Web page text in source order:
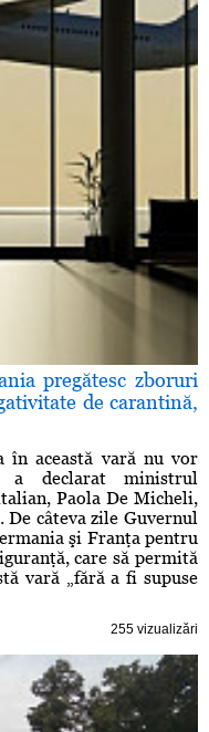
pregătesc zboruri
de carantină,
în această vară nu vor
a declarat ministrul
Paola De Micheli,
De câteva zile Guvernul
şi Franţa pentru
care să permită
vară „fără a fi supuse
255 vizualizări